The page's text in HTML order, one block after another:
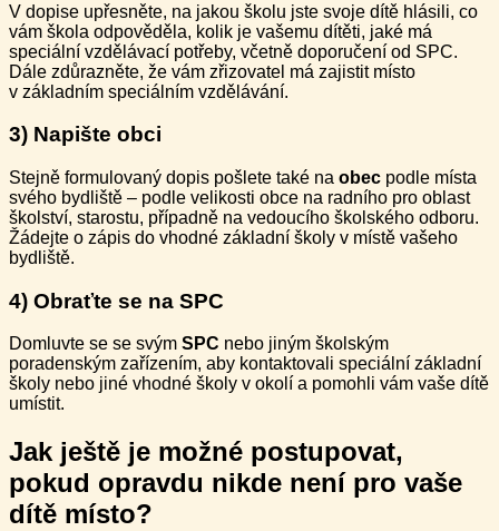
V dopise upřesněte, na jakou školu jste svoje dítě hlásili, co
vám škola odpověděla, kolik je vašemu dítěti, jaké má
speciální vzdělávací potřeby, včetně doporučení od SPC.
Dále zdůrazněte, že vám zřizovatel má zajistit místo
v základním speciálním vzdělávání.
3) Napište obci
Stejně formulovaný dopis pošlete také na obec podle místa
svého bydliště – podle velikosti obce na radního pro oblast
školství, starostu, případně na vedoucího školského odboru.
Žádejte o zápis do vhodné základní školy v místě vašeho
bydliště.
4) Obraťte se na SPC
Domluvte se se svým SPC nebo jiným školským
poradenským zařízením, aby kontaktovali speciální základní
školy nebo jiné vhodné školy v okolí a pomohli vám vaše dítě
umístit.
Jak ještě je možné postupovat,
pokud opravdu nikde není pro vaše
dítě místo?